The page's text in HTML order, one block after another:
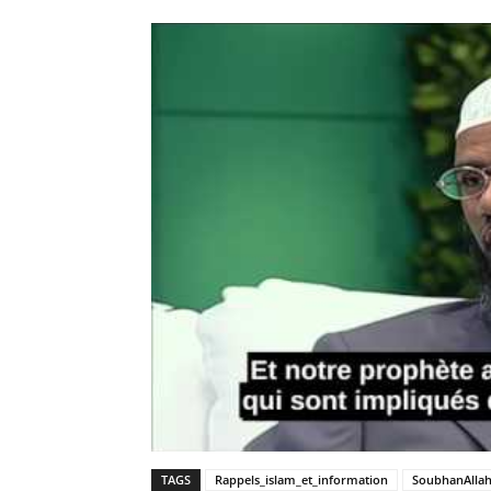
TAGS Rappels_islam_et_information SoubhanAllah